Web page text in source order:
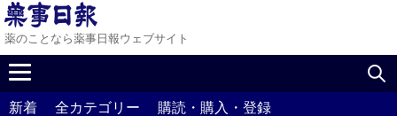
薬のことなら薬事日報ウェブサイト
新着 全カテゴリー 購読・購入・登録